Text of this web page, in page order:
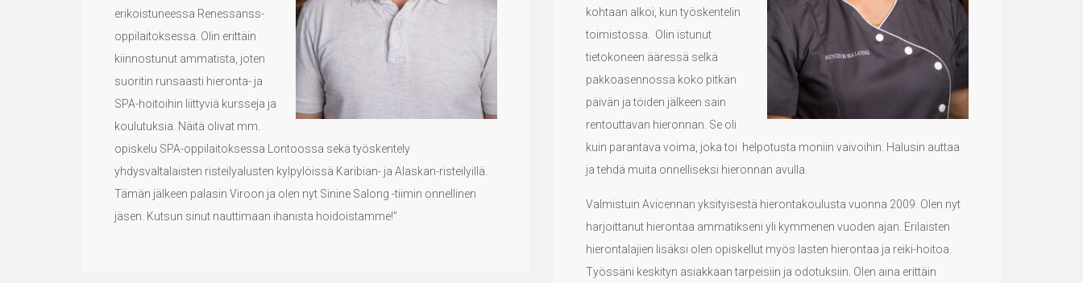
erikoistuneessa Renessanss-
oppilaitoksessa. Olin erittäin
kiinnostunut ammatista, joten
suoritin runsaasti hieronta- ja
SPA-hoitoihin liittyviä kursseja ja
koulutuksia. Näitä olivat mm.
opiskelu SPA-oppilaitoksessa Lontoossa sekä työskentely
yhdysvaltalaisten risteilyalusten kylpylöissä Karibian- ja Alaskan-risteilyillä.
Tämän jälkeen palasin Viroon ja olen nyt Sinine Salong -tiimin onnellinen
jäsen. Kutsun sinut nauttimaan ihanista hoidoistamme!”
kohtaan alkoi, kun työskentelin
toimistossa. Olin istunut
tietokoneen ääressä selkä
pakkoasennossa koko pitkän
päivän ja töiden jälkeen sain
rentouttavan hieronnan. Se oli
kuin parantava voima, joka toi helpotusta moniin vaivoihin. Halusin auttaa
ja tehdä muita onnelliseksi hieronnan avulla.
Valmistuin Avicennan yksityisestä hierontakoulusta vuonna 2009. Olen nyt
harjoittanut hierontaa ammatikseni yli kymmenen vuoden ajan. Erilaisten
hierontalajien lisäksi olen opiskellut myös lasten hierontaa ja reiki-hoitoa.
Työssäni keskityn asiakkaan tarpeisiin ja odotuksiin. Olen aina erittäin